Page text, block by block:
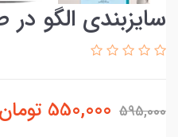
سایزبندی الگو
595,000
550,000 تومان